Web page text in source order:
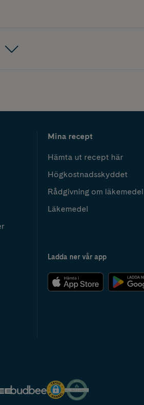
Mina recept
Hämta ut recept här
Högkostnadsskyddet
Rådgivning om läkemedel
Läkemedel
Ladda ner vår app